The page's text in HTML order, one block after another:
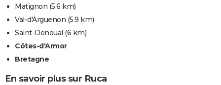
Matignon (5.6 km)
Val-d'Arguenon (5.9 km)
Saint-Denoual (6 km)
Côtes-d'Armor
Bretagne
En savoir plus sur Ruca